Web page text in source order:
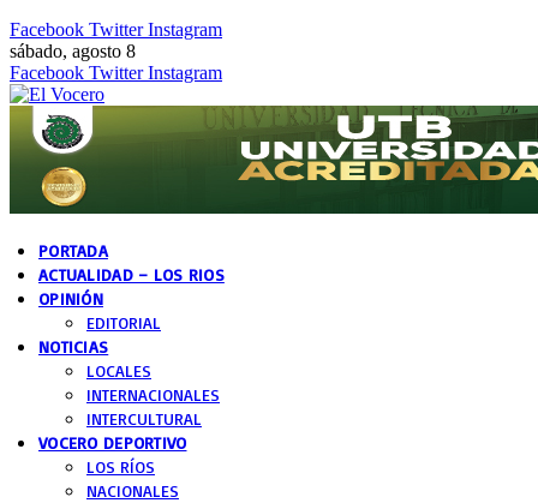
Facebook Twitter Instagram
sábado, agosto 8
Facebook Twitter Instagram
PORTADA
ACTUALIDAD – LOS RIOS
OPINIÓN
EDITORIAL
NOTICIAS
LOCALES
INTERNACIONALES
INTERCULTURAL
VOCERO DEPORTIVO
LOS RÍOS
NACIONALES